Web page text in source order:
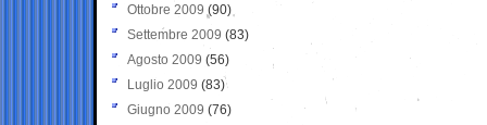
Ottobre 2009 (90)
Settembre 2009 (83)
Agosto 2009 (56)
Luglio 2009 (83)
Giugno 2009 (76)